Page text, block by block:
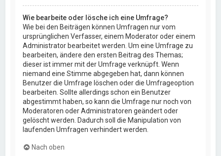
Wie bearbeite oder lösche ich eine Umfrage?
Wie bei den Beiträgen können Umfragen nur vom
ursprünglichen Verfasser, einem Moderator oder einem
Administrator bearbeitet werden. Um eine Umfrage zu
bearbeiten, ändere den ersten Beitrag des Themas;
dieser ist immer mit der Umfrage verknüpft. Wenn
niemand eine Stimme abgegeben hat, dann können
Benutzer die Umfrage löschen oder die Umfrageoption
bearbeiten. Sollte allerdings schon ein Benutzer
abgestimmt haben, so kann die Umfrage nur noch von
Moderatoren oder Administratoren geändert oder
gelöscht werden. Dadurch soll die Manipulation von
laufenden Umfragen verhindert werden.
Nach oben